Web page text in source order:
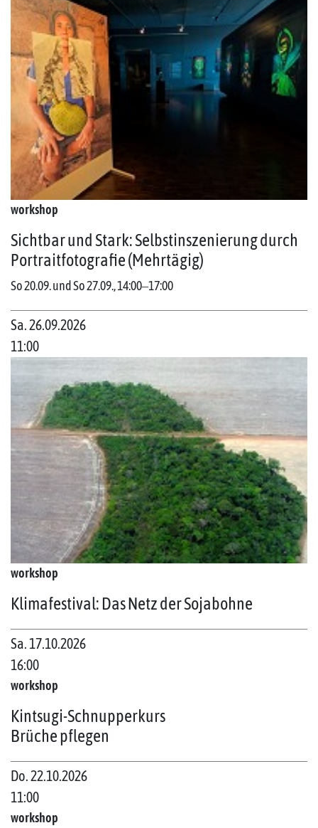
workshop
Sichtbar und Stark: Selbstinszenierung durch
Portraitfotografie (Mehrtägig)
So 20.09. und So 27.09., 14:00‒17:00
Sa. 26.09.2026
11:00
workshop
Klimafestival: Das Netz der Sojabohne
Sa. 17.10.2026
16:00
workshop
Kintsugi-Schnupperkurs
Brüche pflegen
Do. 22.10.2026
11:00
workshop